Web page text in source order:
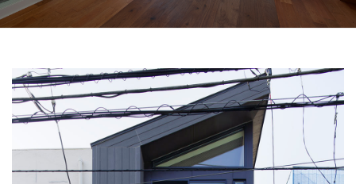
－HOME －NEWS／TOPICS
－CONCEPT －GALLERY
事業案内
－SERVICE
プロフィール
－PROFILE
実績・受賞歴